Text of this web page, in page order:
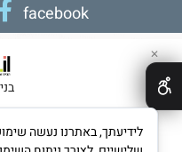
facebook
✕